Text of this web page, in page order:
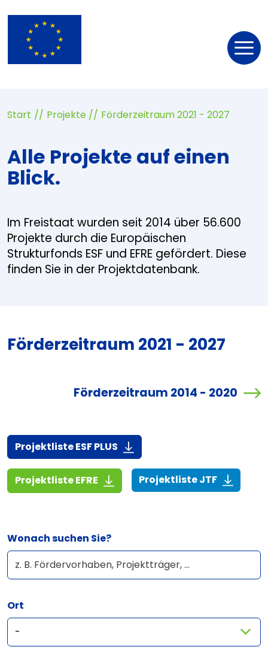
Start Projekte Förderzeitraum 2021 - 2027
Alle Projekte auf einen
Blick.
Im Freistaat wurden seit 2014 über 56.600
Projekte durch die Europäischen
Strukturfonds ESF und EFRE gefördert. Diese
finden Sie in der Projektdatenbank.
Förderzeitraum 2021 - 2027
Förderzeitraum 2014 - 2020
Projektliste ESF PLUS (916,7 KiB)
Projektliste EFRE (1,4 MiB)Projektliste JTF(268,6
Wonach suchen Sie?
Ort